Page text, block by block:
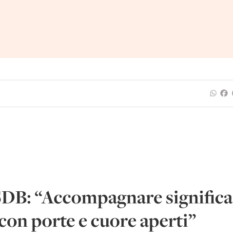
“Accompagnare significa
porte e cuore aperti”